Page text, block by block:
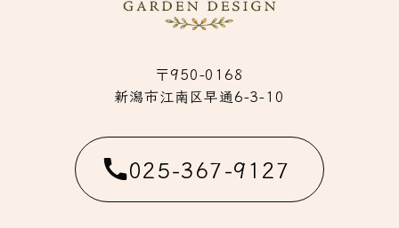
〒950-0168
新潟市江南区早通6-3-10
025-367-9127